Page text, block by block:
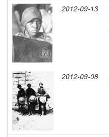
2012-09-13
2012-09-08